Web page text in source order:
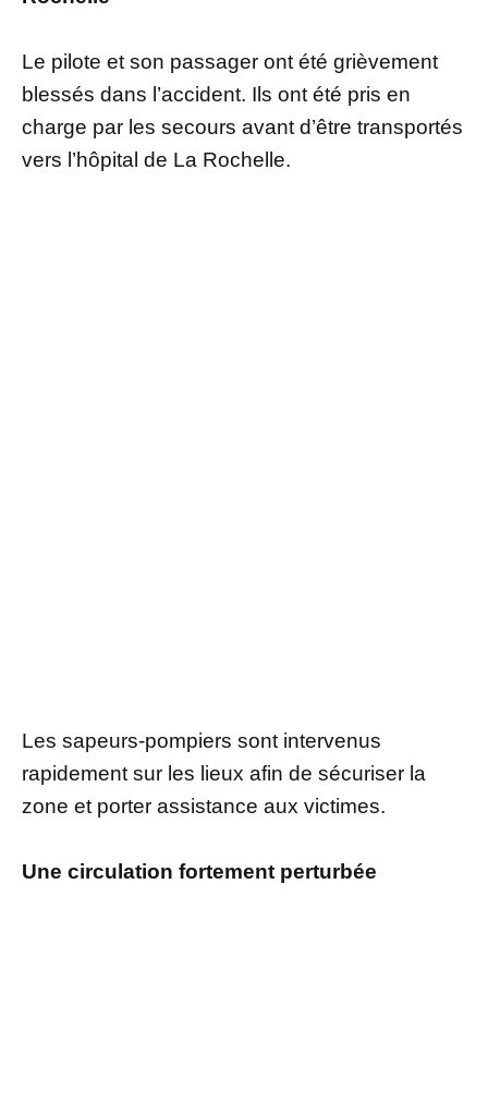
Le pilote et son passager ont été grièvement
blessés dans l’accident. Ils ont été pris en
charge par les secours avant d’être transportés
vers l’hôpital de La Rochelle.
Les sapeurs-pompiers sont intervenus
rapidement sur les lieux afin de sécuriser la
zone et porter assistance aux victimes.
Une circulation fortement perturbée